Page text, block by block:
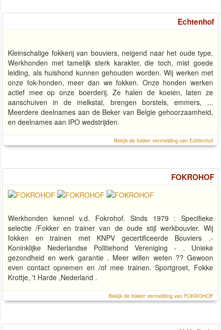
Echtenhof
Kleinschalige fokkerij van bouviers, neigend naar het oude type.
Werkhonden met tamelijk sterk karakter, die toch, mist goede
leiding, als huishond kunnen gehouden worden. Wij werken met
onze fok-honden, meer dan we fokken. Onze honden werken
actief mee op onze boerderij. Ze halen de koeien, laten ze
aanschuiven in de melkstal, brengen borstels, emmers, ...
Meerdere deelnames aan de Beker van Belgie gehoorzaamheid,
en deelnames aan IPO wedstrijden.
Bekijk de fokker vermelding van Echtenhof
FOKROHOF
Werkhonden kennel v.d. Fokrohof. Sinds 1979 : Specifieke
selectie /Fokker en trainer van de oude stijl werkbouvier. Wij
fokken en trainen met KNPV gecertificeerde Bouviers .-
Koninklijke Nederlandse Politiehond Vereniging - . Unieke
gezondheid en werk garantie . Meer willen weten ?? Gewoon
even contact opnemen en /of mee trainen. Sportgroet, Fokke
Krottje, 't Harde ,Nederland .
Bekijk de fokker vermelding van FOKROHOF